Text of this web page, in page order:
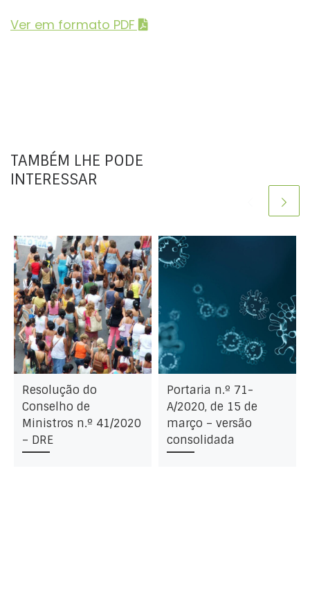
Ver em formato PDF
TAMBÉM LHE PODE
INTERESSAR
Resolução do
Conselho de
Ministros n.º 41/2020
– DRE
Portaria n.º 71-
A/2020, de 15 de
março – versão
consolidada